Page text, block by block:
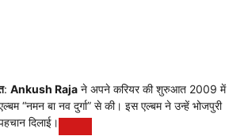
: Ankush Raja ने अपने करियर की शुरुआत 2009 में
“नमन बा नव दुर्गा” से की। इस एल्बम ने उन्हें भोजपुरी
दिलाई।